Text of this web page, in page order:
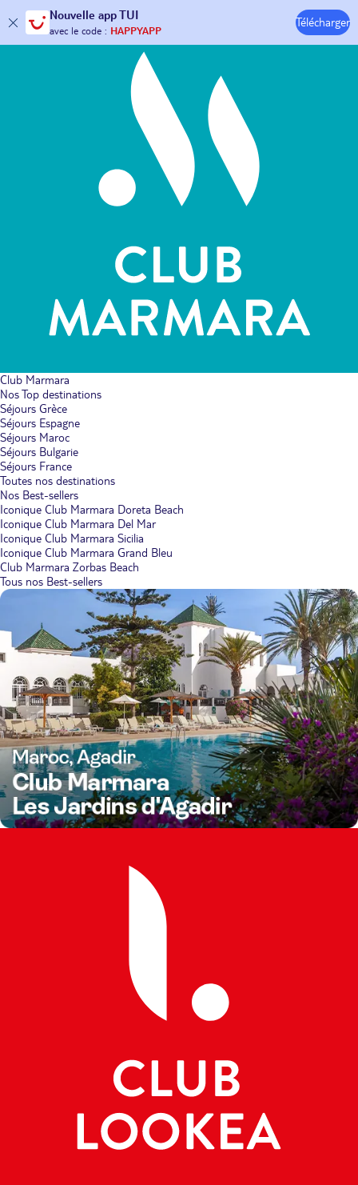
Nouvelle app TUI
30€ offerts*sur votrevoyage !
avec le code :HAPPYAPP
Télécharger
Hôtels & Clubs
Club Marmara
Nos Top destinations
Séjours Grèce
Séjours Espagne
Séjours Maroc
Séjours Bulgarie
Séjours France
Toutes nos destinations
Nos Best-sellers
Iconique Club Marmara Doreta Beach
Iconique Club Marmara Del Mar
Iconique Club Marmara Sicilia
Iconique Club Marmara Grand Bleu
Club Marmara Zorbas Beach
Tous nos Best-sellers